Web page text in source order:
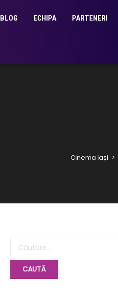
BLOG ECHIPA PARTENERI
Cinema Iași >